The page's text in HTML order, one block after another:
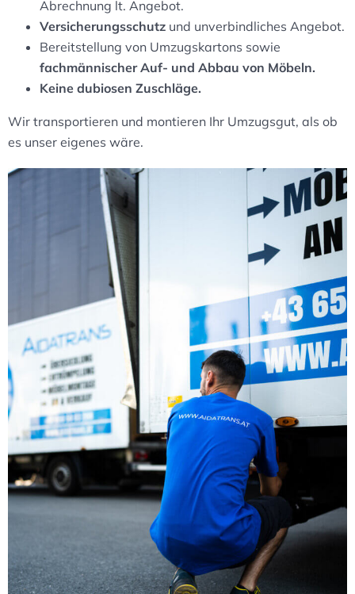
Abrechnung lt. Angebot.
Versicherungsschutz und unverbindliches Angebot.
Bereitstellung von Umzugskartons sowie
fachmännischer Auf- und Abbau von Möbeln.
Keine dubiosen Zuschläge.
Wir transportieren und montieren Ihr Umzugsgut, als ob
es unser eigenes wäre.